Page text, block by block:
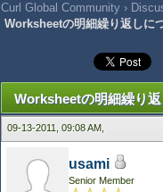
Curl Global Community ›
Worksheetの明細繰り返しに
Worksheetの明細繰り
09-13-2011, 09:08 AM,
usami
Senior Member